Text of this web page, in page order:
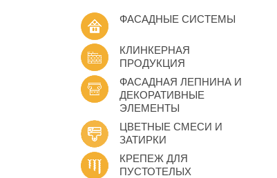
ФАСАДНЫЕ СИСТЕМЫ
КЛИНКЕРНАЯ
ПРОДУКЦИЯ
ФАСАДНАЯ ЛЕПНИНА И
ДЕКОРАТИВНЫЕ
ЭЛЕМЕНТЫ
ЦВЕТНЫЕ СМЕСИ И
ЗАТИРКИ
КРЕПЕЖ ДЛЯ
ПУСТОТЕЛЫХ